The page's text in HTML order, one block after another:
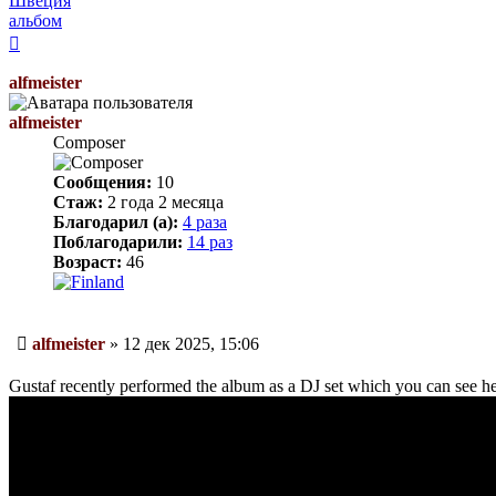
альбом
началу
alfmeister
alfmeister
Composer
Сообщения: 10
Стаж: 2 года 2 месяца
Благодарил (а): 4 раза
Поблагодарили: 14 раз
Возраст: 46
Сообщение
alfmeister » 12 дек 2025, 15:06
Gustaf recently performed the album as a DJ set which you can see